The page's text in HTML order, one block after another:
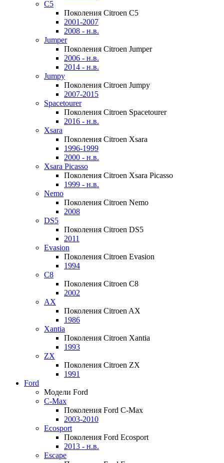
C5
Поколения Citroen C5
2001-2007
2008 - н.в.
Jumper
Поколения Citroen Jumper
2006 - н.в.
2014 - н.в.
Jumpy
Поколения Citroen Jumpy
2007-2015
Spacetourer
Поколения Citroen Spacetourer
2016 - н.в.
Xsara
Поколения Citroen Xsara
1996-1999
2000 - н.в.
Xsara Picasso
Поколения Citroen Xsara Picasso
1999 - н.в.
Nemo
Поколения Citroen Nemo
2008
DS5
Поколения Citroen DS5
2011
Evasion
Поколения Citroen Evasion
1994
C8
Поколения Citroen C8
2002
AX
Поколения Citroen AX
1986
Xantia
Поколения Citroen Xantia
1993
ZX
Поколения Citroen ZX
1991
Ford
Модели Ford
C-Max
Поколения Ford C-Max
2003-2010
Ecosport
Поколения Ford Ecosport
2013 - н.в.
Escape